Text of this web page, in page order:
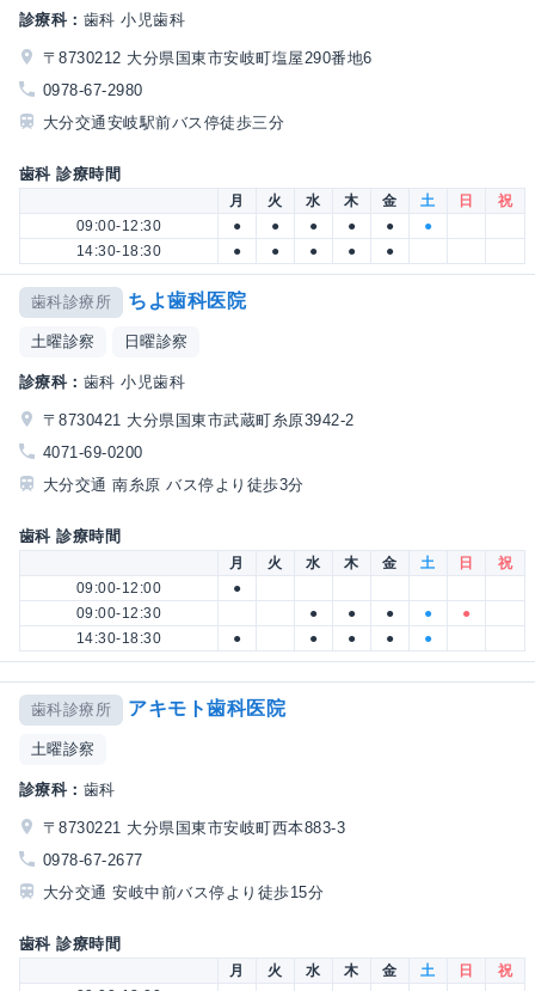
診療科： 歯科 小児歯科
〒8730212 大分県国東市安岐町塩屋290番地6
0978-67-2980
大分交通安岐駅前バス停徒歩三分
歯科 診療時間
月 火 水 木 金 土 日
祝
09:00-12:30
● ● ● ● ●
●
14:30-18:30
● ● ● ● ●
歯科診療所 ちよ歯科医院
土曜診察 日曜診察
診療科： 歯科 小児歯科
〒8730421 大分県国東市武蔵町糸原3942-2
4071-69-0200
大分交通 南糸原 バス停より徒歩3分
歯科 診療時間
月 火 水 木 金 土 日
祝
09:00-12:00
●
09:00-12:30
● ● ● ●
●
14:30-18:30
● ● ● ● ●
歯科診療所 アキモト歯科医院
土曜診察
診療科： 歯科
〒8730221 大分県国東市安岐町西本883-3
0978-67-2677
大分交通 安岐中前バス停より徒歩15分
歯科 診療時間
月 火 水 木 金 土 日
祝